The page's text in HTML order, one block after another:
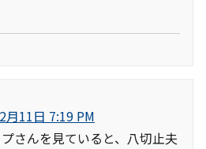
月11日 7:19 PM
さんを見ていると、八切止夫